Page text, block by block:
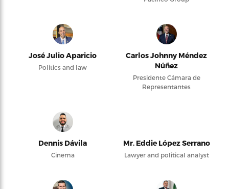
José Julio Aparicio
Politics and law
Carlos Johnny Méndez
Núñez
Presidente Cámara de
Representantes
Dennis Dávila
Cinema
Mr. Eddie López Serrano
Lawyer and political analyst